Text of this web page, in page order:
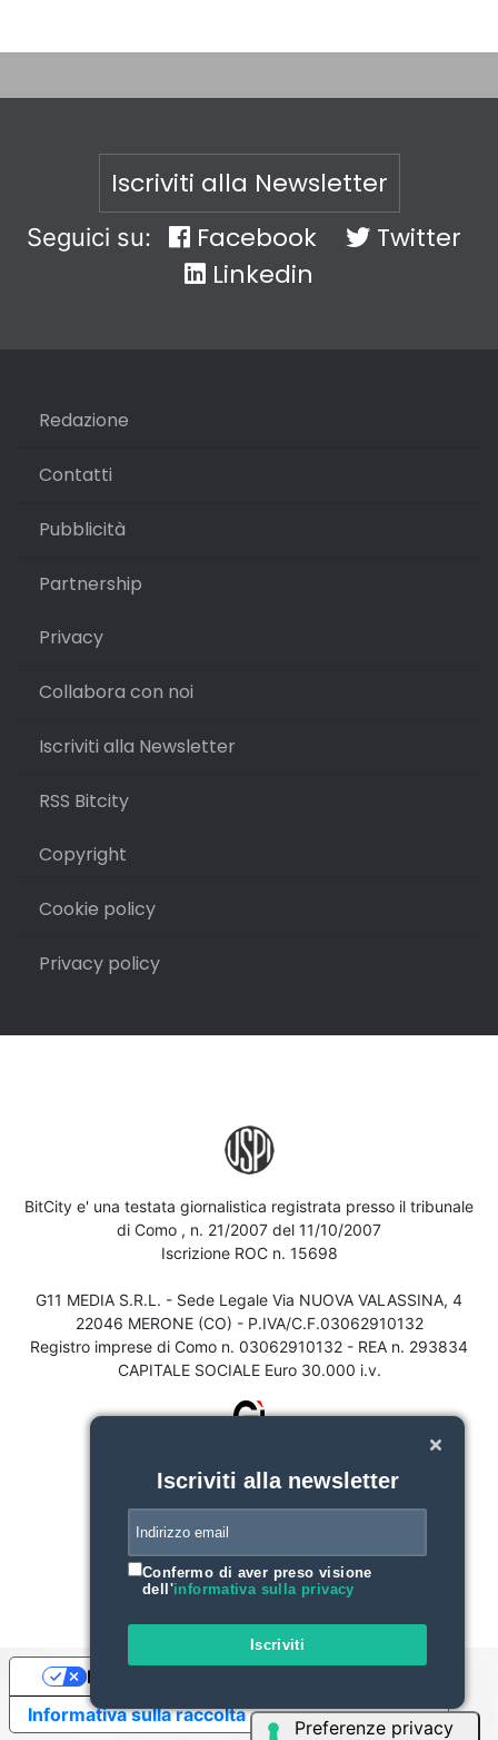
Iscriviti alla Newsletter
Seguici su: Facebook
Twitter
Linkedin
Redazione
Contatti
Pubblicità
Partnership
Privacy
Collabora con noi
Iscriviti alla Newsletter
RSS Bitcity
Copyright
Cookie policy
Privacy policy
BitCity e' una testata giornalistica registrata presso il tribunale
di Como , n. 21/2007 del 11/10/2007
Iscrizione ROC n. 15698
G11 MEDIA S.R.L. - Sede Legale Via NUOVA VALASSINA, 4
22046 MERONE (CO) - P.IVA/C.F.03062910132
Registro imprese di Como n. 03062910132 - REA n. 293834
CAPITALE SOCIALE Euro 30.000 i.v.
Iscriviti alla newsletter
Confermo di aver preso visione
dell'informativa sulla privacy
Iscriviti
Informativa sulla raccolta
Le tue preferenze relative alla privacy